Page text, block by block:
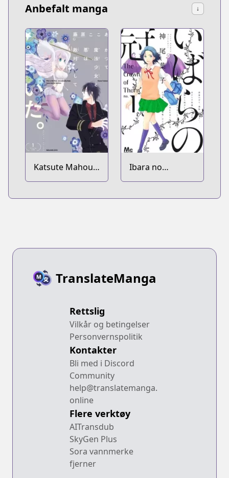
Anbefalt manga ↓
Katsute Mahou
Shoujo to Aku
Ibara no
Kanmuri
TranslateManga
Rettslig
Vilkår og betingelser
Personvernspolitik
Kontakter
Bli med i Discord
Community
help@translatemanga.
online
Flere verktøy
AITransdub
SkyGen Plus
Sora vannmerke
fjerner